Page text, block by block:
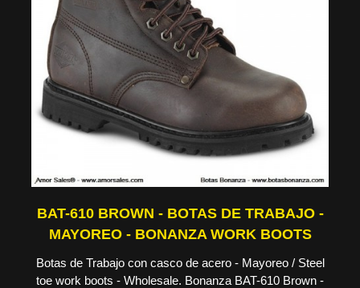
BAT-610 BROWN - BOTAS DE TRABAJO -
MAYOREO - BONANZA WORK BOOTS
Botas de Trabajo con casco de acero - Mayoreo / Steel
toe work boots - Wholesale. Bonanza BAT-610 Brown -